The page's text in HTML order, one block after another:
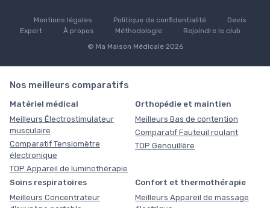
Mentions légales Politique de confidentialité
Devis
Expert
À propos Méthodologie
Rejoindre le club
© Ma Maison Médicale 2026
Nos meilleurs comparatifs
Matériel médical
Meilleurs Électrostimulateur
musculaire
Comparatif Tensiomètre
électronique
TOP Appareil de luminothérapie
Orthopédie et maintien
Meilleurs Bas de contention
Comparatif Fauteuil roulant
TOP Genouillère
Soins respiratoires
Meilleurs Concentrateur
Confort et thermothérapie
Meilleurs Appareil de massage